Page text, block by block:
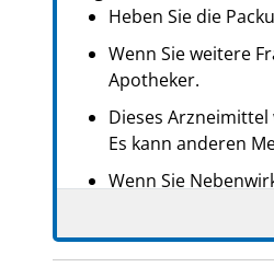
PZN: 17901718
PPN: 111790171889
NTIN: 04150179017180
Heben Sie die
Wenn Sie weitere
Apotheker.
Dieses
Es kann anderen
Wenn Sie
Ihren Apotheker.
Siehe Abschnitt 4.